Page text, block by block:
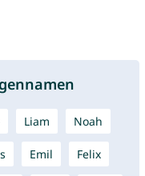
Liam Noah
Emil Felix